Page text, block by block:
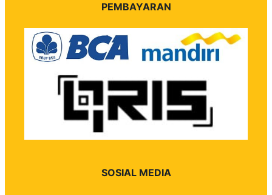
PEMBAYARAN
SOSIAL MEDIA